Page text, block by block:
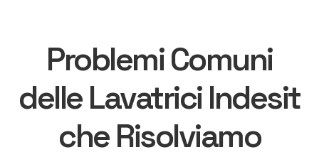
Problemi Comuni
delle Lavatrici Indesit
che Risolviamo